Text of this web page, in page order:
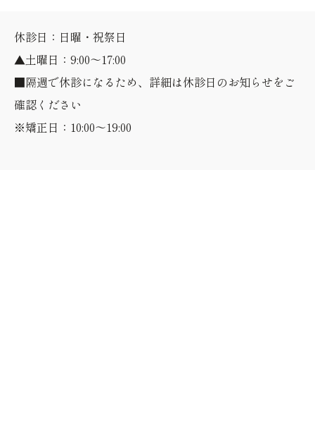
休診日：日曜・祝祭日
▲土曜日：9:00～17:00
■隔週で休診になるため、詳細は休診日のお知らせをご
確認ください
※矯正日：10:00～19:00